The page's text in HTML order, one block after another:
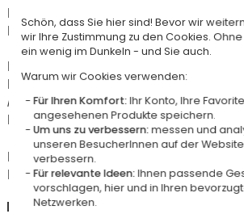
Er ist für das Angebot "Versandkostenfrei ab 85
Hermes-Standardlieferung berechtigt.
Für jede Bestellung unter 85 € gelten die unten
Lieferkosten für den Kauf dieses Artikels.
Artikel, die in unserem Atelier personalisiert
Produkte), sind mit dem Logo
Das Voraussichtliche Lieferdatum ist nur bei einer
Kreditkarte oder Sofortüberweisung gültig.
Deutschland
Schön, dass Sie hier sind! Bevor wir
wir Ihre Zustimmung zu den Cookies.
ein wenig im Dunkeln - und Sie auch.
Warum wir Cookies verwenden:
Für Ihren Komfort:Ihr Konto, Ihre
angesehenen Produkte speichern.
Um uns zu verbessern:messen und
unseren BesucherInnen auf der
verbessern.
Für relevante Ideen:Ihnen passende
vorschlagen, hier und in Ihren
Netzwerken.